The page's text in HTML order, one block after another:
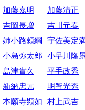
加藤嘉明 加藤清正
吉岡長増 吉川元春
姉小路頼綱 宇佐美定
小島弥太郎 小早川隆
島津貴久 平手政秀
新納忠元 明智光秀
本願寺顕如 村上武吉